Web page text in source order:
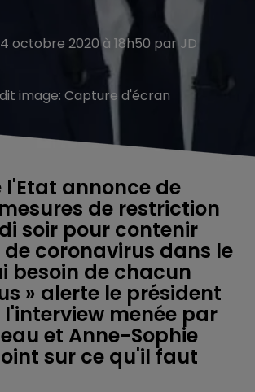
octobre 2020 à 18h50 par JD
image: Capture d'écran
l'Etat annonce de
de restriction
soir pour contenir
coronavirus dans le
besoin de chacun
» alerte le président
menée par
et Anne-Sophie
sur ce qu'il faut